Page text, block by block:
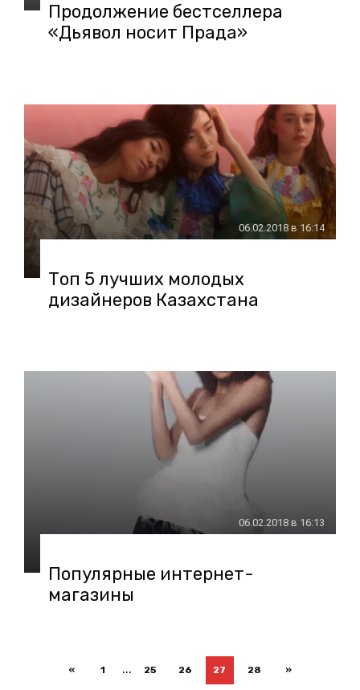
Продолжение бестселлера
«Дьявол носит Прада»
06.02.2018 в 16:14
Топ 5 лучших молодых
дизайнеров Казахстана
06.02.2018 в 16:13
Популярные интернет-
магазины
« 1 ... 25 26 27 28 »